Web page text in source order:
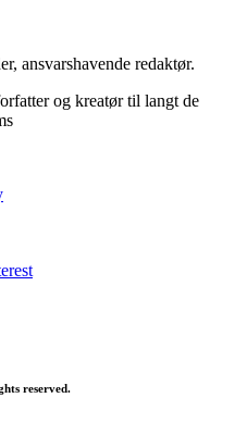
ansvarshavende redaktør.
og kreatør til langt de
reserved.